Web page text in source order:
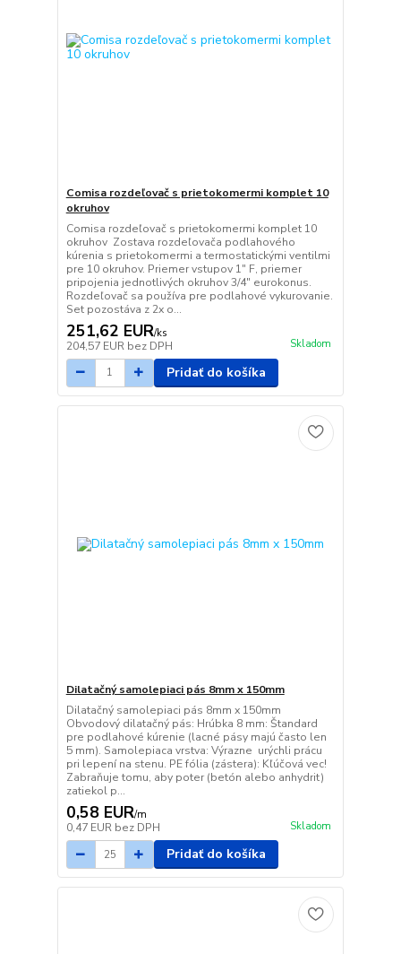
Comisa rozdeľovač s prietokomermi komplet 10
okruhov
Comisa rozdeľovač s prietokomermi komplet 10
okruhov Zostava rozdeľovača podlahového
kúrenia s prietokomermi a termostatickými ventilmi
pre 10 okruhov. Priemer vstupov 1" F, priemer
pripojenia jednotlivých okruhov 3/4" eurokonus.
Rozdeľovač sa používa pre podlahové vykurovanie.
Set pozostáva z 2x o...
251,62 EUR/ks
204,57 EUR bez DPH Skladom
Pridať do košíka
Dilatačný samolepiaci pás 8mm x 150mm
Dilatačný samolepiaci pás 8mm x 150mm
Obvodový dilatačný pás: Hrúbka 8 mm: Štandard
pre podlahové kúrenie (lacné pásy majú často len
5 mm). Samolepiaca vrstva: Výrazne urýchli prácu
pri lepení na stenu. PE fólia (zástera): Kľúčová vec!
Zabraňuje tomu, aby poter (betón alebo anhydrit)
zatiekol p...
0,58 EUR/m
0,47 EUR bez DPH Skladom
Pridať do košíka